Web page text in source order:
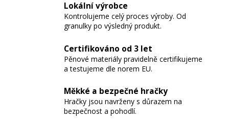
Lokální výrobce
Kontrolujeme celý proces výroby. Od
granulky po výsledný produkt.
Certifikováno od 3 let
Pěnové materiály pravidelně certifikujeme
a testujeme dle norem EU.
Měkké a bezpečné hračky
Hračky jsou navrženy s důrazem na
bezpečnost a pohodlí.